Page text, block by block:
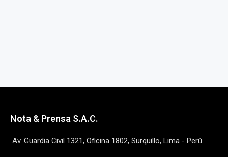
Nota & Prensa S.A.C.
Av. Guardia Civil 1321, Oficina 1802, Surquillo, Lima - Perú